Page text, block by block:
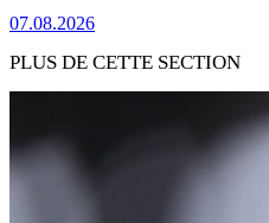
07.08.2026
PLUS DE CETTE SECTION